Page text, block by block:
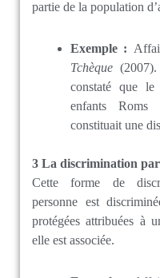
partie de la population
Exemple :
Tchèque
constaté que le
enfants Roms
constituait une
3 La discrimination par
Cette forme de
personne est
protégées attribuées à
elle est associée.